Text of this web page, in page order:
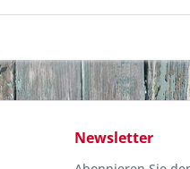
Newsletter